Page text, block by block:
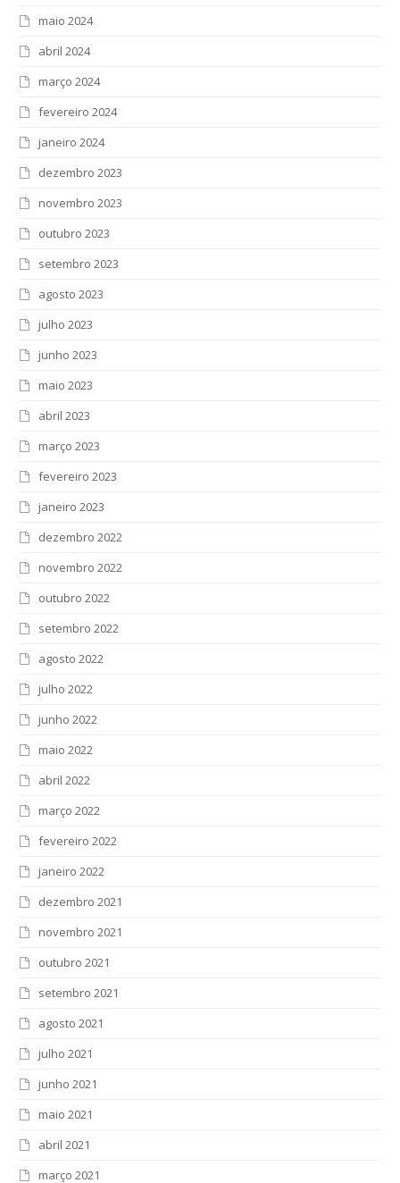
maio 2024
abril 2024
março 2024
fevereiro 2024
janeiro 2024
dezembro 2023
novembro 2023
outubro 2023
setembro 2023
agosto 2023
julho 2023
junho 2023
maio 2023
abril 2023
março 2023
fevereiro 2023
janeiro 2023
dezembro 2022
novembro 2022
outubro 2022
setembro 2022
agosto 2022
julho 2022
junho 2022
maio 2022
abril 2022
março 2022
fevereiro 2022
janeiro 2022
dezembro 2021
novembro 2021
outubro 2021
setembro 2021
agosto 2021
julho 2021
junho 2021
maio 2021
abril 2021
março 2021